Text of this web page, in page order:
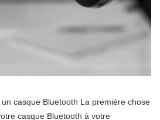
casque Bluetooth La première chose
casque Bluetooth à votre